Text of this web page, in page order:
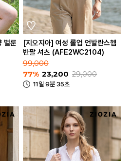
벌룬
[지오지아] 여성 롤업 언발란스헴
반팔 셔츠 (AFE2WC2104)
99,000
77% 23,200 29,000
11일 9분 35초